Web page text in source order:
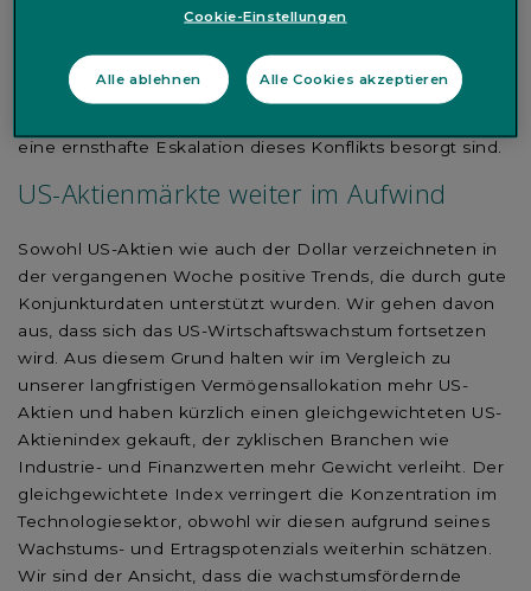
die Ölpreise zogen an. Wir sind strategisch breit in
geopolitischer Spannungen zu mindern. Die weitgehend
verhaltenen Reaktionen bei anderen Anlageklassen
eine ernsthafte Eskalation dieses Konflikts besorgt sind.
US-Aktienmärkte weiter im Aufwind
Sowohl US-Aktien wie auch der Dollar verzeichneten in
der vergangenen Woche positive Trends, die durch gute
Konjunkturdaten unterstützt wurden. Wir gehen davon
aus, dass sich das US-Wirtschaftswachstum fortsetzen
wird. Aus diesem Grund halten wir im Vergleich zu
unserer langfristigen Vermögensallokation mehr US-
Aktien und haben kürzlich einen gleichgewichteten US-
Aktienindex gekauft, der zyklischen Branchen wie
Industrie- und Finanzwerten mehr Gewicht verleiht. Der
gleichgewichtete Index verringert die Konzentration im
Technologiesektor, obwohl wir diesen aufgrund seines
Wachstums- und Ertragspotenzials weiterhin schätzen.
Wir sind der Ansicht, dass die wachstumsfördernde
Cookie-Einstellungen
Alle ablehnen Alle Cookies akzeptieren